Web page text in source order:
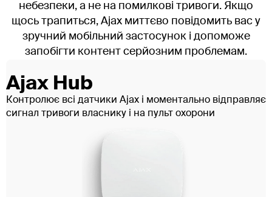
приміщення поставлене на охорону, знімається, чи
були тривоги.
Через додаток можна керувати системою
дистанційно: поставити офіс на охорону, якщо
прибиральника. Історія подій зберігається - бачите,
коли й хто заходив.
Для персоналу зрозумілі правила: увійшов - зняв з
охорони офісу чи складу?
небезпеки, а не на помилкові тривоги. Якщо
щось трапиться, Ajax миттєво повідомить вас у
зручний мобільний застосунок і допоможе
запобігти контент серйозним проблемам.
Ajax Hub
Контролює всі датчики Ajax і моментально відправляє
сигнал тривоги власнику і на пульт охорони